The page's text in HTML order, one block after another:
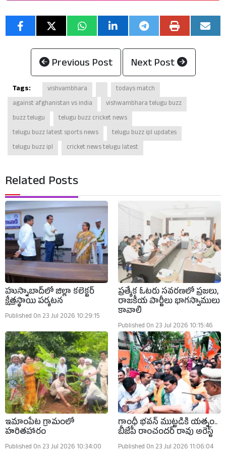
Previous Post Next Post
Tags: vishvambhara
todays match
against afghanistan vs india
vishwambhara telugu buzz
buzz telugu
telugu buzz cricket news
telugu buzz latest sports news
telugu buzz ipl updates
telugu buzz ipl
cricket news telugu latest
Related Posts
హుస్నాబాద్‌లో జిల్లా కలెక్టర్
క్షేత్రస్థాయి పర్యటన
Published On 23 Jul 2026 10:29:15
ప్రత్యేక ఓటరు సవరణలో ప్రజలు,
రాజకీయ పార్టీలు భాగస్వాములు
కావాలి
Published On 23 Jul 2026 10:15:46
ఇమాంపేట గ్రామంలో
హరితహారం
Published On 23 Jul 2026 10:34:00
గాంధీ భవన్ ముట్టడికి యత్నం..
బీజేపీ రాంచందర్ రావు అరెస్ట్
Published On 23 Jul 2026 11:06:04